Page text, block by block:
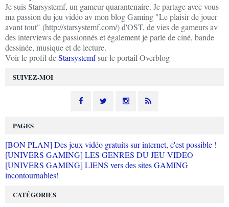
SUIVEZ-MOI
Je suis Starsystemf, un gameur quarantenaire. Je partage avec vous
ma passion du jeu vidéo av mon blog Gaming "Le plaisir de jouer
avant tout" (http://starsystemf.com/) d'OST, de vies de gameurs av
des interviews de passionnés et également je parle de ciné, bande
dessinée, musique et de lecture.
Voir le profil deStarsystemfsur le portail Overblog
PAGES
[BON PLAN] Des jeux vidéo gratuits sur internet, c'est possible !
[UNIVERS GAMING] LES GENRES DU JEU VIDEO
[UNIVERS GAMING] LIENS vers des sites GAMING
incontournables!
CATÉGORIES